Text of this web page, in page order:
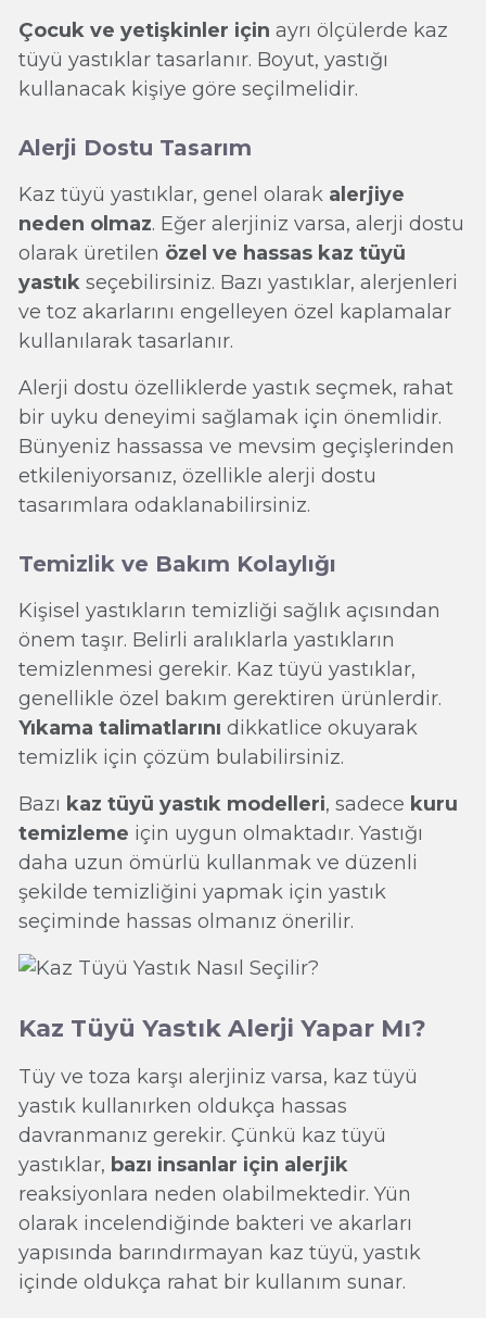
Çocuk ve yetişkinler için ayrı ölçülerde kaz
tüyü yastıklar tasarlanır. Boyut, yastığı
kullanacak kişiye göre seçilmelidir.
Alerji Dostu Tasarım
Kaz tüyü yastıklar, genel olarak alerjiye
neden olmaz. Eğer alerjiniz varsa, alerji dostu
olarak üretilen özel ve hassas kaz tüyü
yastık seçebilirsiniz. Bazı yastıklar, alerjenleri
ve toz akarlarını engelleyen özel kaplamalar
kullanılarak tasarlanır.
Alerji dostu özelliklerde yastık seçmek, rahat
bir uyku deneyimi sağlamak için önemlidir.
Bünyeniz hassassa ve mevsim geçişlerinden
etkileniyorsanız, özellikle alerji dostu
tasarımlara odaklanabilirsiniz.
Temizlik ve Bakım Kolaylığı
Kişisel yastıkların temizliği sağlık açısından
önem taşır. Belirli aralıklarla yastıkların
temizlenmesi gerekir. Kaz tüyü yastıklar,
genellikle özel bakım gerektiren ürünlerdir.
Yıkama talimatlarını dikkatlice okuyarak
temizlik için çözüm bulabilirsiniz.
Bazı kaz tüyü yastık modelleri, sadece kuru
temizleme için uygun olmaktadır. Yastığı
daha uzun ömürlü kullanmak ve düzenli
şekilde temizliğini yapmak için yastık
seçiminde hassas olmanız önerilir.
Kaz Tüyü Yastık Alerji Yapar Mı?
Tüy ve toza karşı alerjiniz varsa, kaz tüyü
yastık kullanırken oldukça hassas
davranmanız gerekir. Çünkü kaz tüyü
yastıklar, bazı insanlar için alerjik
reaksiyonlara neden olabilmektedir. Yün
olarak incelendiğinde bakteri ve akarları
yapısında barındırmayan kaz tüyü, yastık
içinde oldukça rahat bir kullanım sunar.